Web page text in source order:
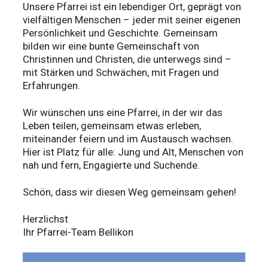
Unsere Pfarrei ist ein lebendiger Ort, geprägt von
vielfältigen Menschen – jeder mit seiner eigenen
Persönlichkeit und Geschichte. Gemeinsam
bilden wir eine bunte Gemeinschaft von
Christinnen und Christen, die unterwegs sind –
mit Stärken und Schwächen, mit Fragen und
Erfahrungen.
Wir wünschen uns eine Pfarrei, in der wir das
Leben teilen, gemeinsam etwas erleben,
miteinander feiern und im Austausch wachsen.
Hier ist Platz für alle: Jung und Alt, Menschen von
nah und fern, Engagierte und Suchende.
Schön, dass wir diesen Weg gemeinsam gehen!
Herzlichst
Ihr Pfarrei-Team Bellikon